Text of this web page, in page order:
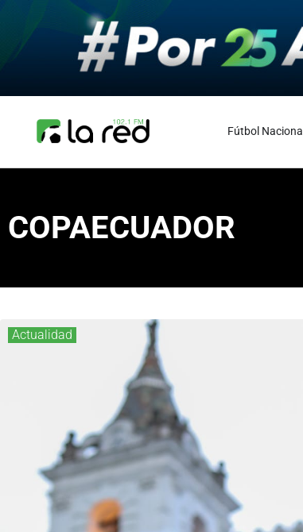
Fútbol Nacional
COPAECUADOR
Actualidad